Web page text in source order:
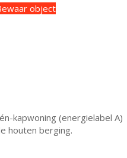
object
kapwoning (energielabel A)
houten berging.